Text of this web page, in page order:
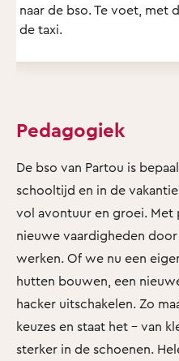
naar de bso. Te voet, met
de taxi.
Pedagogiek
De bso van Partou is
schooltijd en in de
vol avontuur en groei. Met
nieuwe vaardigheden
werken. Of we nu een
hutten bouwen, een
hacker uitschakelen. Zo
keuzes en staat het - van
sterker in de schoenen.